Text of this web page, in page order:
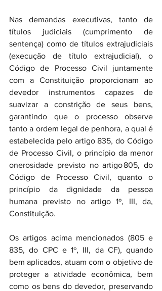
Nas demandas executivas, tanto de
títulos judiciais (cumprimento de
sentença) como de títulos extrajudiciais
(execução de título extrajudicial), o
Código de Processo Civil juntamente
com a Constituição proporcionam ao
devedor instrumentos capazes de
suavizar a constrição de seus bens,
garantindo que o processo observe
tanto a ordem legal de penhora, a qual é
estabelecida pelo artigo 835, do Código
de Processo Civil, o princípio da menor
onerosidade previsto no artigo 805, do
Código de Processo Civil, quanto o
princípio da dignidade da pessoa
humana previsto no artigo 1º, III, da,
Constituição.
Os artigos acima mencionados (805 e
835, do CPC e 1º, III, da CF), quando
bem aplicados, atuam com o objetivo de
proteger a atividade econômica, bem
como os bens do devedor, preservando